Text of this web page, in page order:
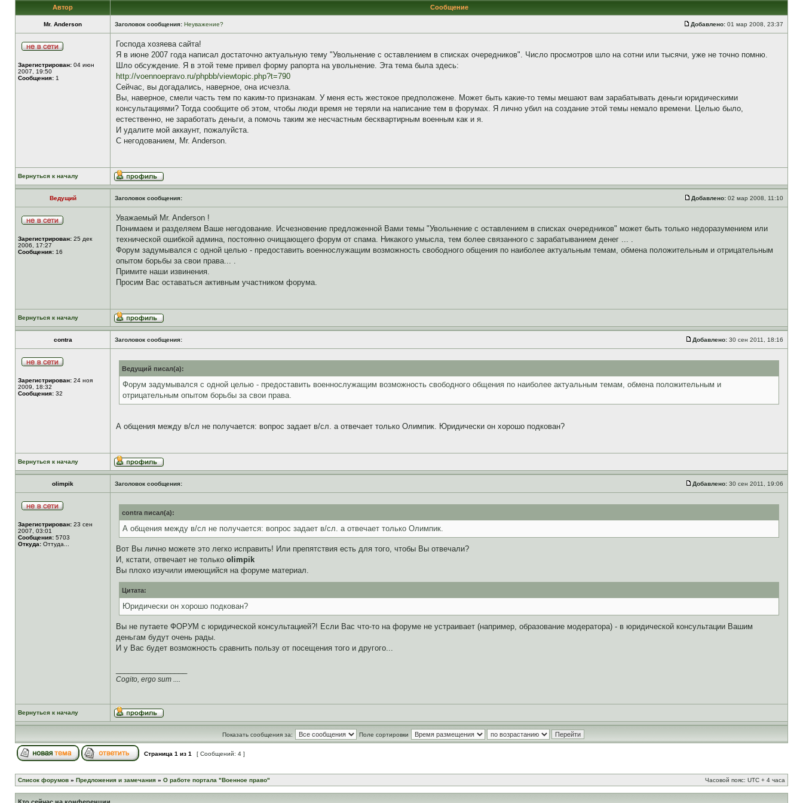
Автор Сообщение
Mr. Anderson Заголовок сообщения: Неуважение? Добавлено: 01 мар 2008, 23:37
Зарегистрирован: 04 июн
2007, 19:50
Сообщения: 1
Господа хозяева сайта!
Я в июне 2007 года написал достаточно актуальную тему "Увольнение с оставлением в списках очередников". Число просмотров шло на сотни или тысячи, уже не точно помню.
Шло обсуждение. Я в этой теме привел форму рапорта на увольнение. Эта тема была здесь:
http://voennoepravo.ru/phpbb/viewtopic.php?t=790
Сейчас, вы догадались, наверное, она исчезла.
Вы, наверное, смели часть тем по каким-то признакам. У меня есть жестокое предположене. Может быть какие-то темы мешают вам зарабатывать деньги юридическими
консультациями? Тогда сообщите об этом, чтобы люди время не теряли на написание тем в форумах. Я лично убил на создание этой темы немало времени. Целью было,
естественно, не заработать деньги, а помочь таким же несчастным бесквартирным военным как и я.
И удалите мой аккаунт, пожалуйста.
С негодованием, Mr. Anderson.
Вернуться к началу
Ведущий Заголовок сообщения: Добавлено: 02 мар 2008, 11:10
Зарегистрирован: 25 дек
2006, 17:27
Сообщения: 16
Уважаемый Mr. Anderson !
Понимаем и разделяем Ваше негодование. Исчезновение предложенной Вами темы "Увольнение с оставлением в списках очередников" может быть только недоразумением или
технической ошибкой админа, постоянно очищающего форум от спама. Никакого умысла, тем более связанного с зарабатыванием денег ... .
Форум задумывался с одной целью - предоставить военнослужащим возможность свободного общения по наиболее актуальным темам, обмена положительным и отрицательным
опытом борьбы за свои права... .
Примите наши извинения.
Просим Вас оставаться активным участником форума.
Вернуться к началу
contra Заголовок сообщения: Добавлено: 30 сен 2011, 18:16
Зарегистрирован: 24 ноя
2009, 18:32
Сообщения: 32
Ведущий писал(а):
Форум задумывался с одной целью - предоставить военнослужащим возможность свободного общения по наиболее актуальным темам, обмена положительным и
отрицательным опытом борьбы за свои права.
А общения между в/сл не получается: вопрос задает в/сл. а отвечает только Олимпик. Юридически он хорошо подкован?
Вернуться к началу
olimpik Заголовок сообщения: Добавлено: 30 сен 2011, 19:06
Зарегистрирован: 23 сен
2007, 03:01
Сообщения: 5703
Откуда: Оттуда...
contra писал(а):
А общения между в/сл не получается: вопрос задает в/сл. а отвечает только Олимпик.
Вот Вы лично можете это легко исправить! Или препятствия есть для того, чтобы Вы отвечали?
И, кстати, отвечает не только olimpik
Вы плохо изучили имеющийся на форуме материал.
Цитата:
Юридически он хорошо подкован?
Вы не путаете ФОРУМ с юридической консультацией?! Если Вас что-то на форуме не устраивает (например, образование модератора) - в юридической консультации Вашим
деньгам будут очень рады.
И у Вас будет возможность сравнить пользу от посещения того и другого...
Cogito, ergo sum ....
Вернуться к началу
Показать сообщения за: Поле сортировки
Страница 1 из 1 [ Сообщений: 4 ]
Список форумов » Предложения и замечания » О работе портала "Военное право" Часовой пояс: UTC + 4 часа